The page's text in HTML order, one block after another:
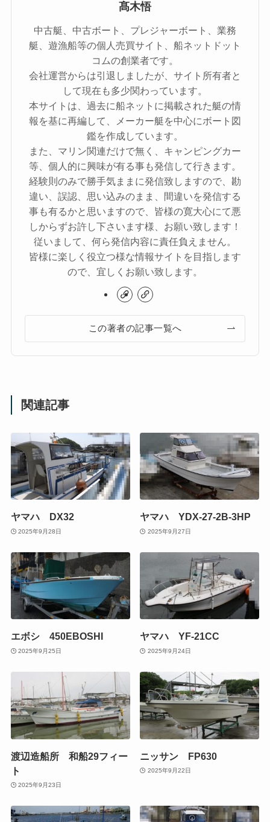
髙木悟
中古艇、中古ボート、プレジャーボート、業務
艇、遊漁船等の個人売買サイト、船ネットドット
コムの創業者です。
会社運営からは引退しましたが、サイト所有者と
して現在も多少関わっています。
本サイトは、過去に船ネットに掲載された艇の情
報を基に再編して、メーカー艇を中心にボート図
鑑を作成しています。
また、マリン関連だけで無く、キャンピングカー
等、個人的に興味が有る事も発信して行きます。
経験則のみで勝手気ままに発信致しますので、勘
違い、誤認、思い込みのまま、間違いを発信する
事も有るかと思いますので、皆様の寛大心にて悪
しからずお許し下さいます様、お願い致します！
従いまして、何ら発信内容に責任負えません。
皆様に楽しく役立つ様な情報サイトを目指します
ので、宜しくお願い致します。
この著者の記事一覧へ
関連記事
ヤマハ DX32
2025年9月28日
ヤマハ YDX-27-2B-3HP
2025年9月27日
エボシ 450EBOSHI
2025年9月25日
ヤマハ YF-21CC
2025年9月24日
渡辺造船所 和船29フィー
ト
2025年9月23日
ニッサン FP630
2025年9月22日